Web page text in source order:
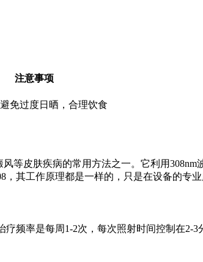
注意事项
免过度日晒，合理饮食
等皮肤疾病的常用方法之一。它利用
，其工作原理都是一样的，只是在设备的专
频率是每周1-2次，每次照射时间控制在